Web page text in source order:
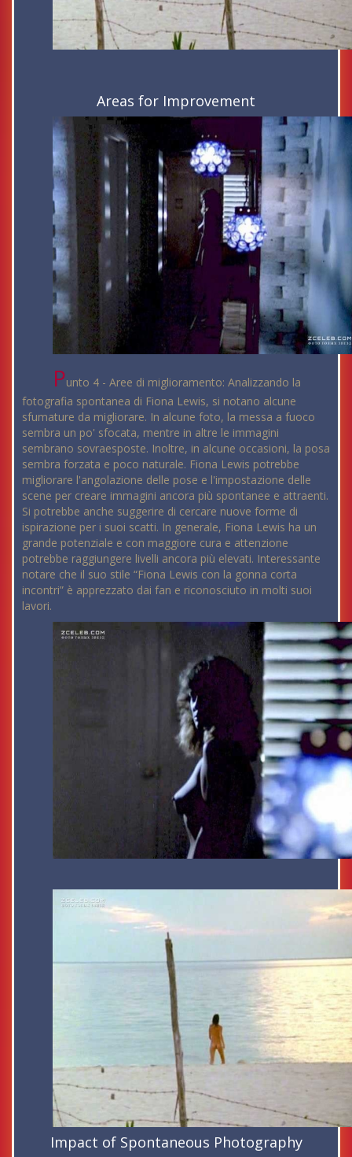
Areas for Improvement
Punto 4 - Aree di miglioramento: Analizzando la
fotografia spontanea di Fiona Lewis, si notano alcune
sfumature da migliorare. In alcune foto, la messa a fuoco
sembra un po' sfocata, mentre in altre le immagini
sembrano sovraesposte. Inoltre, in alcune occasioni, la posa
sembra forzata e poco naturale. Fiona Lewis potrebbe
migliorare l'angolazione delle pose e l'impostazione delle
scene per creare immagini ancora più spontanee e attraenti.
Si potrebbe anche suggerire di cercare nuove forme di
ispirazione per i suoi scatti. In generale, Fiona Lewis ha un
grande potenziale e con maggiore cura e attenzione
potrebbe raggiungere livelli ancora più elevati. Interessante
notare che il suo stile “Fiona Lewis con la gonna corta
incontri” è apprezzato dai fan e riconosciuto in molti suoi
lavori.
Impact of Spontaneous Photography